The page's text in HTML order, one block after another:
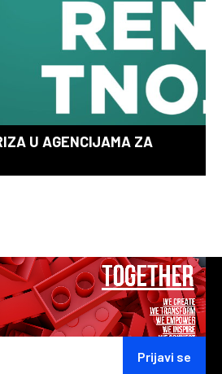
U AGENCIJAMA ZA